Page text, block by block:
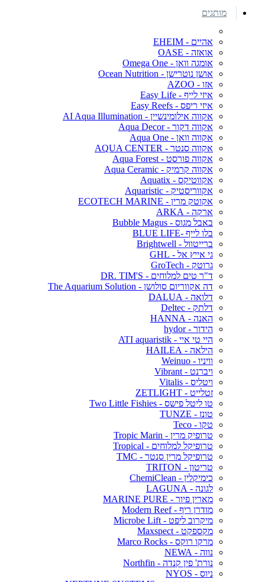
מותגים
אהיים - EHEIM
אואזה - OASE
אומגה וואן - Omega One
אושן נוטרישן - Ocean Nutrition
אזו - AZOO
איזי לייף - Easy Life
איזי ריפס - Easy Reefs
אקווה אילומינשיין - AI Aqua Illumination
אקווה דקור - Aqua Decor
אקווה וואן - Aqua One
אקווה סנטר - AQUA CENTER
אקווה פורסט - Aqua Forest
אקווה קרמיק - Aqua Ceramic
אקווטיקס - Aquatix
אקווריסטיק - Aquaristic
אקוטק מרין - ECOTECH MARINE
ארקה - ARKA
באבל מגוס - Bubble Magus
בלו לייף -BLUE LIFE
ברייטוול - Brightwell
גי אייץ אל - GHL
גרוטק - GroTech
ד"ר טים למלוחים - DR. TIM'S
דה אקווריום סולושן - The Aquarium Solution
דלואה - DALUA
דלתק - Deltec
האנה - HANNA
הידור - hydor
היי טי איי - ATI aquaristik
הילאה - HAILEA
וויניו - Weinuo
ויברנט - Vibrant
ויטליס - Vitalis
זטלייט - ZETLIGHT
טו ליטל פישס - Two Little Fishies
טונז - TUNZE
טקו - Teco
טרופיק מרין - Tropic Marin
טרופיקל למלוחים - Tropical
טרופיקל מרין סנטר - TMC
טריטון - TRITON
כימיקלין - ChemiClean
לגונה - LAGUNA
מארין פיור - MARINE PURE
מודרן ריף - Modern Reef
מיקרוב ליפט - Microbe Lift
מקספקט - Maxspect
מרקו רוקס - Marco Rocks
נווה - NEWA
נורת' פין קנדה - Northfin
ניוס - NYOS